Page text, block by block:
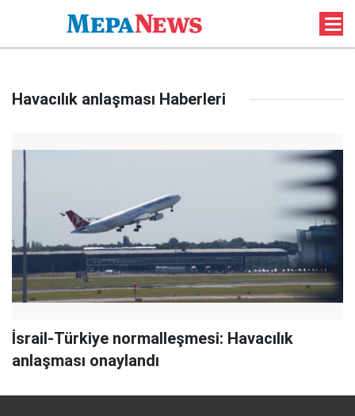
Havacılık anlaşması Haberleri
İsrail-Türkiye normalleşmesi: Havacılık
anlaşması onaylandı